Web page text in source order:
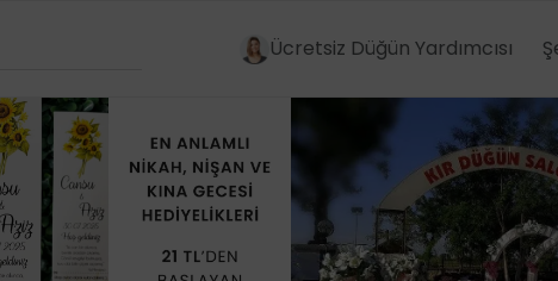
Ücretsiz Düğün Yardımcısı